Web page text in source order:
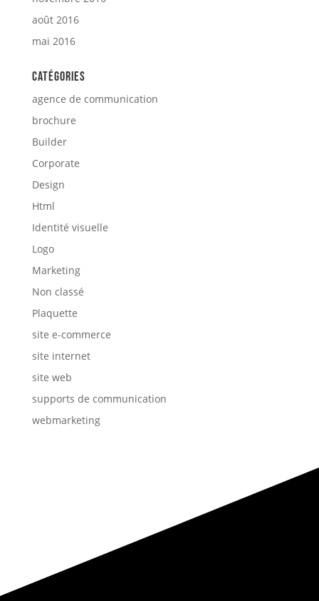
août 2016
mai 2016
Catégories
agence de communication
brochure
Builder
Corporate
Design
Html
Identité visuelle
Logo
Marketing
Non classé
Plaquette
site e-commerce
site internet
site web
supports de communication
webmarketing